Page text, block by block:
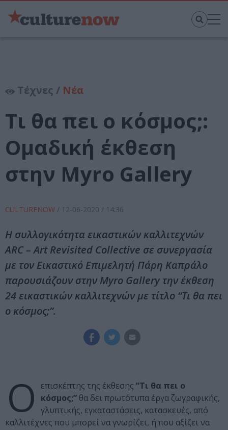
Τέχνες / Νέα
Τι θα πει ο κόσμος;:
Ομαδική έκθεση
στην Myro Gallery
CULTURENOW / 12-06-2020 / 14:36
H συλλογικότητα εικαστικών καλλιτεχνών
ARC – Art Revisited Collective σε συνεργασία
με τον Εικαστικό Επιμελητή Πάρη Καπράλο
παρουσιάζουν στην Myro Gallery την έκθεση
24 εικαστικών καλλιτεχνών με τίτλο “Τι θα πει
ο κόσμος;”.
Ο επισκέπτης της έκθεσης “Τι θα πει ο
κόσμος;” θα δει πρωτότυπα έργα ζωγραφικής,
γλυπτικής, εγκαταστάσεις, κατασκευές, από
καλλιτέχνες που μπορεί να γνωρίζει, ή που αξίζει να